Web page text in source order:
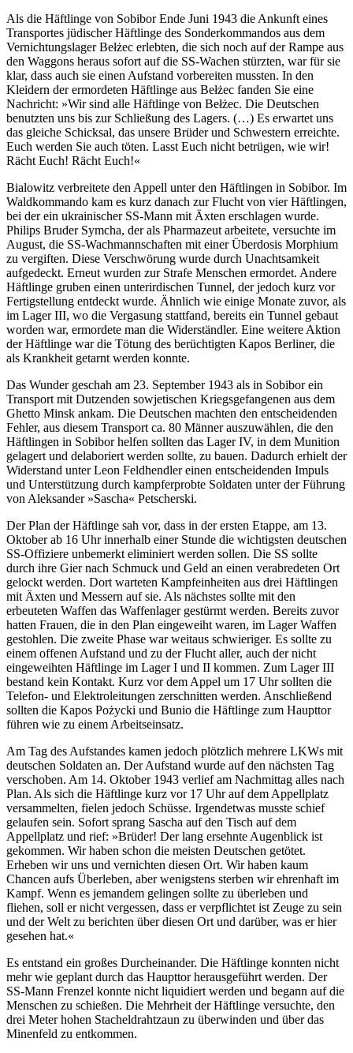
Als die Häftlinge von Sobibor Ende Juni 1943 die Ankunft eines
Transportes jüdischer Häftlinge des Sonderkommandos aus dem
Vernichtungslager Bełżec erlebten, die sich noch auf der Rampe aus
den Waggons heraus sofort auf die SS-Wachen stürzten, war für sie
klar, dass auch sie einen Aufstand vorbereiten mussten. In den
Kleidern der ermordeten Häftlinge aus Bełżec fanden Sie eine
Nachricht: »Wir sind alle Häftlinge von Bełżec. Die Deutschen
benutzten uns bis zur Schließung des Lagers. (…) Es erwartet uns
das gleiche Schicksal, das unsere Brüder und Schwestern erreichte.
Euch werden Sie auch töten. Lasst Euch nicht betrügen, wie wir!
Rächt Euch! Rächt Euch!«
Bialowitz verbreitete den Appell unter den Häftlingen in Sobibor. Im
Waldkommando kam es kurz danach zur Flucht von vier Häftlingen,
bei der ein ukrainischer SS-Mann mit Äxten erschlagen wurde.
Philips Bruder Symcha, der als Pharmazeut arbeitete, versuchte im
August, die SS-Wachmannschaften mit einer Überdosis Morphium
zu vergiften. Diese Verschwörung wurde durch Unachtsamkeit
aufgedeckt. Erneut wurden zur Strafe Menschen ermordet. Andere
Häftlinge gruben einen unterirdischen Tunnel, der jedoch kurz vor
Fertigstellung entdeckt wurde. Ähnlich wie einige Monate zuvor, als
im Lager III, wo die Vergasung stattfand, bereits ein Tunnel gebaut
worden war, ermordete man die Widerständler. Eine weitere Aktion
der Häftlinge war die Tötung des berüchtigten Kapos Berliner, die
als Krankheit getarnt werden konnte.
Das Wunder geschah am 23. September 1943 als in Sobibor ein
Transport mit Dutzenden sowjetischen Kriegsgefangenen aus dem
Ghetto Minsk ankam. Die Deutschen machten den entscheidenden
Fehler, aus diesem Transport ca. 80 Männer auszuwählen, die den
Häftlingen in Sobibor helfen sollten das Lager IV, in dem Munition
gelagert und delaboriert werden sollte, zu bauen. Dadurch erhielt der
Widerstand unter Leon Feldhendler einen entscheidenden Impuls
und Unterstützung durch kampferprobte Soldaten unter der Führung
von Aleksander »Sascha« Petscherski.
Der Plan der Häftlinge sah vor, dass in der ersten Etappe, am 13.
Oktober ab 16 Uhr innerhalb einer Stunde die wichtigsten deutschen
SS-Offiziere unbemerkt eliminiert werden sollen. Die SS sollte
durch ihre Gier nach Schmuck und Geld an einen verabredeten Ort
gelockt werden. Dort warteten Kampfeinheiten aus drei Häftlingen
mit Äxten und Messern auf sie. Als nächstes sollte mit den
erbeuteten Waffen das Waffenlager gestürmt werden. Bereits zuvor
hatten Frauen, die in den Plan eingeweiht waren, im Lager Waffen
gestohlen. Die zweite Phase war weitaus schwieriger. Es sollte zu
einem offenen Aufstand und zu der Flucht aller, auch der nicht
eingeweihten Häftlinge im Lager I und II kommen. Zum Lager III
bestand kein Kontakt. Kurz vor dem Appel um 17 Uhr sollten die
Telefon- und Elektroleitungen zerschnitten werden. Anschließend
sollten die Kapos Pożycki und Bunio die Häftlinge zum Haupttor
führen wie zu einem Arbeitseinsatz.
Am Tag des Aufstandes kamen jedoch plötzlich mehrere LKWs mit
deutschen Soldaten an. Der Aufstand wurde auf den nächsten Tag
verschoben. Am 14. Oktober 1943 verlief am Nachmittag alles nach
Plan. Als sich die Häftlinge kurz vor 17 Uhr auf dem Appellplatz
versammelten, fielen jedoch Schüsse. Irgendetwas musste schief
gelaufen sein. Sofort sprang Sascha auf den Tisch auf dem
Appellplatz und rief: »Brüder! Der lang ersehnte Augenblick ist
gekommen. Wir haben schon die meisten Deutschen getötet.
Erheben wir uns und vernichten diesen Ort. Wir haben kaum
Chancen aufs Überleben, aber wenigstens sterben wir ehrenhaft im
Kampf. Wenn es jemandem gelingen sollte zu überleben und
fliehen, soll er nicht vergessen, dass er verpflichtet ist Zeuge zu sein
und der Welt zu berichten über diesen Ort und darüber, was er hier
gesehen hat.«
Es entstand ein großes Durcheinander. Die Häftlinge konnten nicht
mehr wie geplant durch das Haupttor herausgeführt werden. Der
SS-Mann Frenzel konnte nicht liquidiert werden und begann auf die
Menschen zu schießen. Die Mehrheit der Häftlinge versuchte, den
drei Meter hohen Stacheldrahtzaun zu überwinden und über das
Minenfeld zu entkommen.